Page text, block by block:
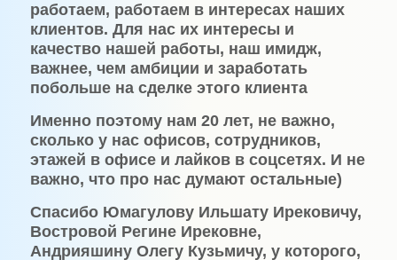
работаем, работаем в интересах наших
клиентов. Для нас их интересы и
качество нашей работы, наш имидж,
важнее, чем амбиции и заработать
побольше на сделке этого клиента
Именно поэтому нам 20 лет, не важно,
сколько у нас офисов, сотрудников,
этажей в офисе и лайков в соцсетях. И не
важно, что про нас думают остальные)
Спасибо Юмагулову Ильшату Ирековичу,
Востровой Регине Ирековне,
Андрияшину Олегу Кузьмичу, у которого,